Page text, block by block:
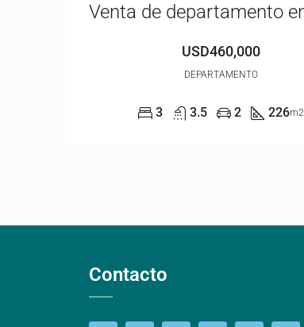
USD460,000
DEPARTAMENTO
3 3.5 2 226m2
Contacto